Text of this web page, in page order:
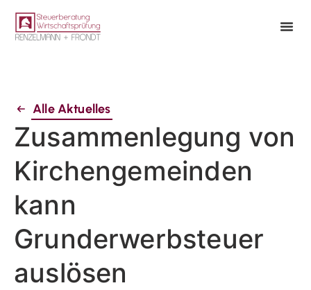
Alle Aktuelles
Zusammenlegung von
Kirchengemeinden
kann
Grunderwerbsteuer
auslösen